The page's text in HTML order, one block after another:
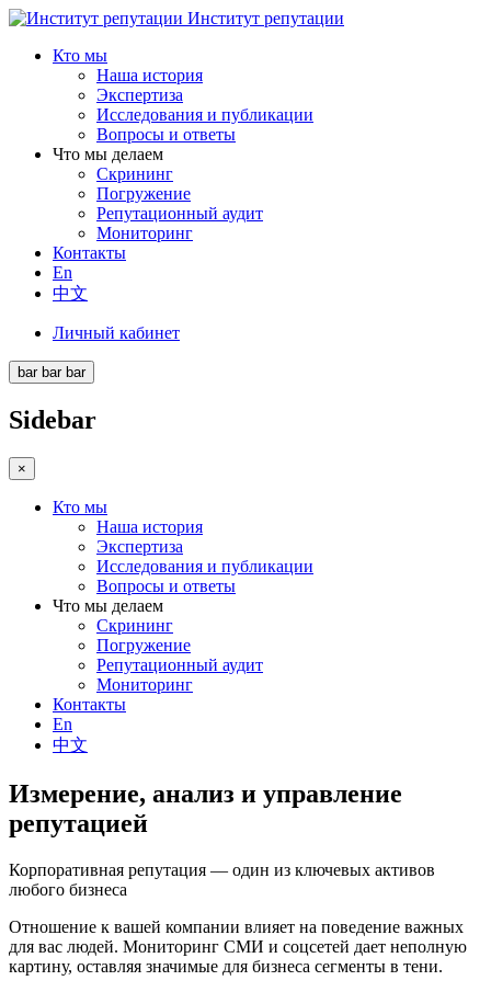
Институт репутации
Кто мы
Наша история
Экспертиза
Исследования и публикации
Вопросы и ответы
Что мы делаем
Скрининг
Погружение
Репутационный аудит
Мониторинг
Контакты
En
中文
Личный кабинет
bar bar bar
Sidebar
×
Кто мы
Наша история
Экспертиза
Исследования и публикации
Вопросы и ответы
Что мы делаем
Скрининг
Погружение
Репутационный аудит
Мониторинг
Контакты
En
中文
Измерение, анализ и управление
репутацией
Корпоративная репутация — один из ключевых активов
любого бизнеса
Отношение к вашей компании влияет на поведение важных
для вас людей. Мониторинг СМИ и соцсетей дает неполную
картину, оставляя значимые для бизнеса сегменты в тени.